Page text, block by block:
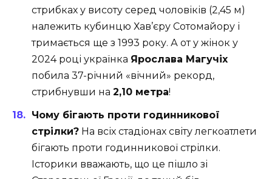
стрибках у висоту серед чоловіків (2,45 м)
належить кубинцю Хав’єру Сотомайору і
тримається ще з 1993 року. А от у жінок у
2024 році українка Ярослава Магучіх
побила 37-річний «вічний» рекорд,
стрибнувши на 2,10 метра!
Чому бігають проти годинникової
стрілки? На всіх стадіонах світу легкоатлети
бігають проти годинникової стрілки.
Історики вважають, що це пішло зі